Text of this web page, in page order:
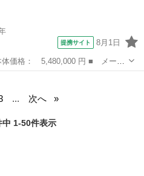
提携サイト 8月1日
ーズ ■ グレード名： ８４０
... 次へ
1-50件表示